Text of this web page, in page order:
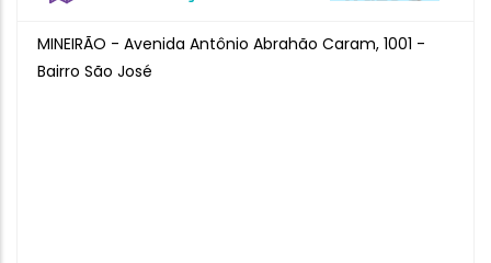
MINEIRÃO - Avenida Antônio Abrahão Caram, 1001 -
Bairro São José